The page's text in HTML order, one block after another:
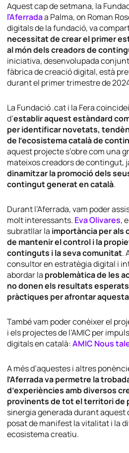
Aquest cap de setmana, la
l’Aferradaa Palma, on Roman
digitals de la fundació, va
necessitat de crear el primer
al món dels creadors de
iniciativa, desenvolupada
fàbrica de creació digital, està
durant el primer trimestre de
La Fundació .cat i la Fera
d’establir aquest estàndard
per identificar novetats,
de l’ecosistema català de
aquest projecte s’obre com una
mateixos creadors de contingut,
dinamitzar la promoció dels
contingut generat en català.
Durant l’Aferrada, vam poder
molt interessants. Eva Olivares,
subratllar la importància per als
de mantenir el control i la
continguts i la seva comunitat.
consultor en estratègia digital i
abordar la problemàtica de les
no donen els resultats
pràctiques per afrontar
També vam poder conèixer el
i els projectes de l’AMIC per
digitals en català:AMIC Nous
A més d’aquestes i altres
l’Aferrada va permetre la
d’experiències amb diversos
provinents de tot el territori de
sinergia generada durant aquest
posat de manifest la vitalitat i la
ecosistema creatiu.